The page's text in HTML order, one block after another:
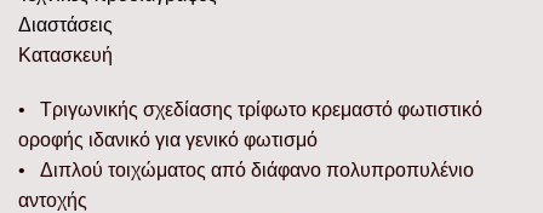
Διαστάσεις
Κατασκευή
• Τριγωνικής σχεδίασης τρίφωτο κρεμαστό φωτιστικό
οροφής ιδανικό για γενικό φωτισμό
• Διπλού τοιχώματος από διάφανο πολυπροπυλένιο
αντοχής